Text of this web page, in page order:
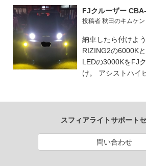
FJクルーザー
投稿者 秋田のキムケン
納車したら付けよ
RIZING2の6000K
LEDの3000KをFJ
け。 アシストハイ
スフィアライトサポート
問い合わせ